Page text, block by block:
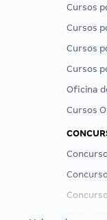
Cursos
Cursos
Cursos
Cursos
Oficina
Cursos